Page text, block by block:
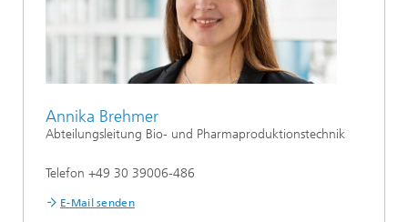
Annika Brehmer
Abteilungsleitung Bio- und Pharmaproduktionstechnik
Telefon +49 30 39006-486
E-Mail senden